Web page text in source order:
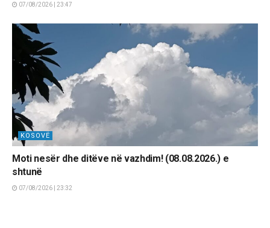
07/08/2026 | 23:47
KOSOVË
Moti nesër dhe ditëve në vazhdim! (08.08.2026.) e
shtunë
07/08/2026 | 23:32